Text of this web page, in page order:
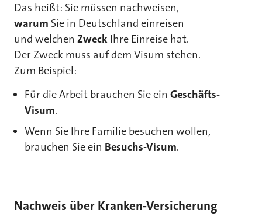
Das heißt: Sie müssen nachweisen,
warum Sie in Deutschland einreisen
und welchen Zweck Ihre Einreise hat.
Der Zweck muss auf dem Visum stehen.
Zum Beispiel:
Für die Arbeit brauchen Sie einGeschäfts-
Visum.
Wenn Sie Ihre Familie besuchen wollen,
brauchen Sie ein Besuchs-Visum.
Nachweis über Kranken-Versicherung